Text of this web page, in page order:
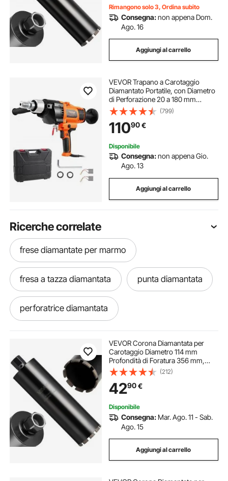
Rimangono solo 3, Ordina subito
Consegna:non appena Dom.
Ago. 16
Aggiungi al carrello
VEVOR Trapano a Carotaggio
Diamantato Portatile, con Diametro
di Perforazione 20 a 180 mm
Macchina Carotatrice per
Calcestruzzo Robusto 2600 W con
Custodia per Trasporto, per
Perforare Calcestruzzo
(799)
11090€
Disponibile
Consegna:non appena Gio.
Ago. 13
Aggiungi al carrello
Ricerche correlate
frese diamantate per marmo
fresa a tazza diamantata punta diamantata
perforatrice diamantata
frese diamantate marmo
punta diamantata per carotaggio a secco
punta diamantata per carotaggio
VEVOR Corona Diamantata per
Carotaggio Diametro 114 mm
Profondità di Foratura 356 mm,
Tecnologia di Saldatura ad Alta
Precisione, Punta Carotatrice
Diamantata a Umido per Cemento
Armato, Mattoni
(212)
4290€
Disponibile
Consegna: Mar. Ago. 11 - Sab.
Ago. 15
Aggiungi al carrello